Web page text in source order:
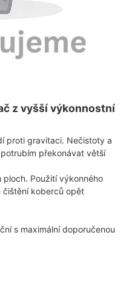
z vyšší výkonnostní
proti gravitaci. Nečistoty a
překonávat větší
Použití výkonného
koberců opět
s maximální doporučenou